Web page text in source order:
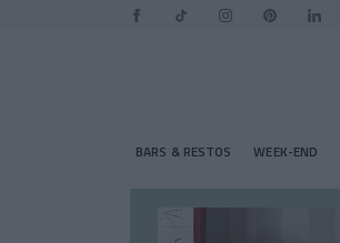
BARS & RESTOS WEEK-END